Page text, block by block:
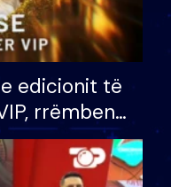
edicionit të
rrëmben
mijë eurosh